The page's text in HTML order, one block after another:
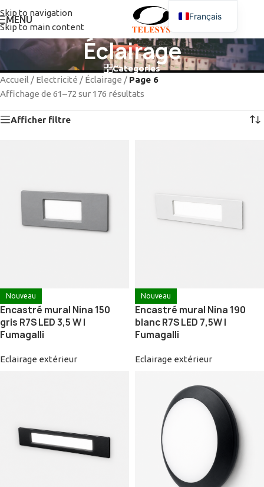
Skip to navigation
Skip to main content
MENU
Éclairage
Categories
Accueil / Electricité / Éclairage / Page 6
Affichage de 61–72 sur 176 résultats
Afficher filtre
Nouveau
Encastré mural Nina 150
gris R7S LED 3,5 W |
Fumagalli
Eclairage extérieur
Nouveau
Encastré mural Nina 190
blanc R7S LED 7,5W |
Fumagalli
Eclairage extérieur
Français